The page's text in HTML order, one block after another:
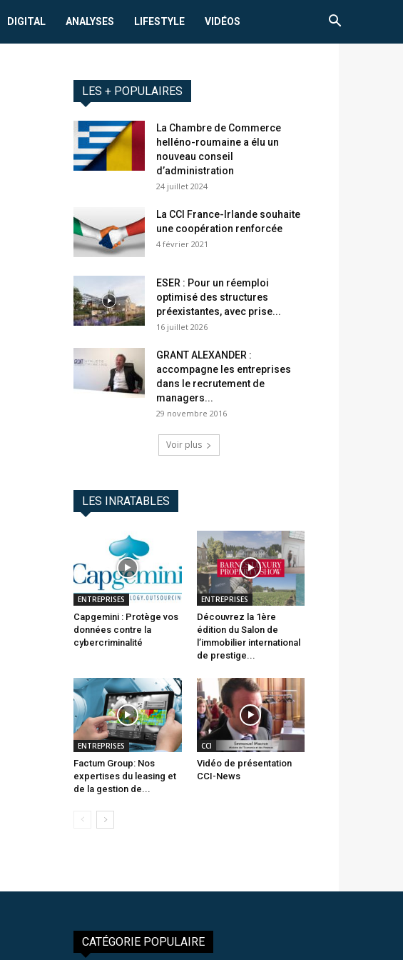
DIGITAL ANALYSES LIFESTYLE VIDÉOS
LES + POPULAIRES
La Chambre de Commerce
helléno-roumaine a élu un
nouveau conseil
d’administration
24 juillet 2024
La CCI France-Irlande souhaite
une coopération renforcée
4 février 2021
ESER : Pour un réemploi
optimisé des structures
préexistantes, avec prise...
16 juillet 2026
GRANT ALEXANDER :
accompagne les entreprises
dans le recrutement de
managers...
29 novembre 2016
Voir plus
LES INRATABLES
ENTREPRISES
Capgemini : Protège vos
données contre la
cybercriminalité
ENTREPRISES
Découvrez la 1ère
édition du Salon de
l’immobilier international
de prestige...
ENTREPRISES
Factum Group: Nos
expertises du leasing et
de la gestion de...
CCI
Vidéo de présentation
CCI-News
CATÉGORIE POPULAIRE